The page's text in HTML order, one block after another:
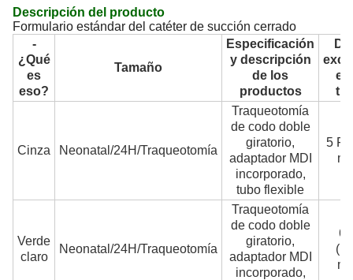
Descripción del producto
Formulario estándar del catéter de succión cerrado
-
¿Qué
es
eso?
Tamaño
Especificación
y descripción
de los
productos
en
Cinza Neonatal/24H/Traqueotomía
Traqueotomía
de codo doble
giratorio,
adaptador MDI
incorporado,
tubo flexible
5 Fr
Verde
claro
Neonatal/24H/Traqueotomía
Traqueotomía
de codo doble
giratorio,
adaptador MDI
incorporado,
6